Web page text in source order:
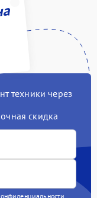
техники через
скидка